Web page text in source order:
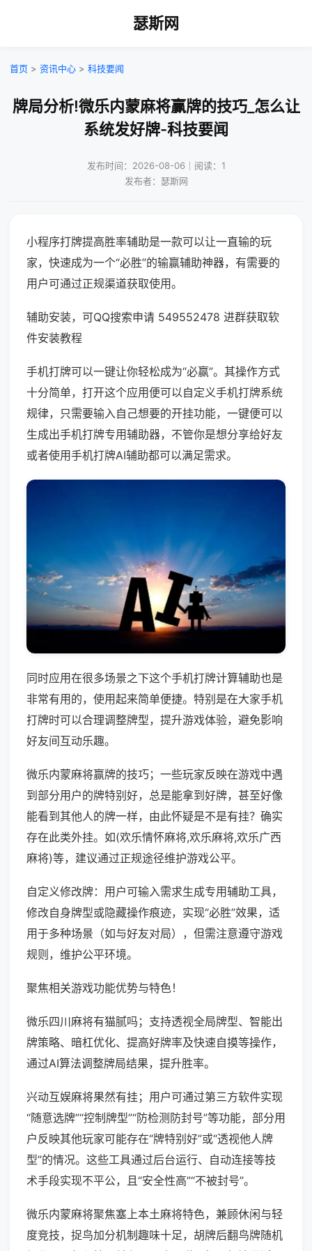
瑟斯网
首页 > 资讯中心 > 科技要闻
牌局分析!微乐内蒙麻将赢牌的技巧_怎么让
系统发好牌-科技要闻
发布时间：2026-08-06｜阅读：1
发布者：瑟斯网
小程序打牌提高胜率辅助是一款可以让一直输的玩
家，快速成为一个“必胜”的输赢辅助神器，有需要的
用户可通过正规渠道获取使用。
辅助安装，可QQ搜索申请 549552478 进群获取软
件安装教程
手机打牌可以一键让你轻松成为“必赢”。其操作方式
十分简单，打开这个应用便可以自定义手机打牌系统
规律，只需要输入自己想要的开挂功能，一键便可以
生成出手机打牌专用辅助器，不管你是想分享给好友
或者使用手机打牌AI辅助都可以满足需求。
同时应用在很多场景之下这个手机打牌计算辅助也是
非常有用的，使用起来简单便捷。特别是在大家手机
打牌时可以合理调整牌型，提升游戏体验，避免影响
好友间互动乐趣。
微乐内蒙麻将赢牌的技巧；一些玩家反映在游戏中遇
到部分用户的牌特别好，总是能拿到好牌，甚至好像
能看到其他人的牌一样，由此怀疑是不是有挂？确实
存在此类外挂。如(欢乐情怀麻将,欢乐麻将,欢乐广西
麻将)等，建议通过正规途径维护游戏公平。
自定义修改牌：用户可输入需求生成专用辅助工具，
修改自身牌型或隐藏操作痕迹，实现“必胜”效果，适
用于多种场景（如与好友对局），但需注意遵守游戏
规则，维护公平环境。
聚焦相关游戏功能优势与特色！
微乐四川麻将有猫腻吗；支持透视全局牌型、智能出
牌策略、暗杠优化、提高好牌率及快速自摸等操作，
通过AI算法调整牌局结果，提升胜率。
兴动互娱麻将果然有挂；用户可通过第三方软件实现
“随意选牌”“控制牌型”“防检测防封号”等功能，部分用
户反映其他玩家可能存在“牌特别好”或“透视他人牌
型”的情况。这些工具通过后台运行、自动连接等技
术手段实现不平公，且“安全性高”“不被封号”。
微乐内蒙麻将聚焦塞上本土麻将特色，兼顾休闲与轻
度竞技，捉鸟加分机制趣味十足，胡牌后翻鸟牌随机